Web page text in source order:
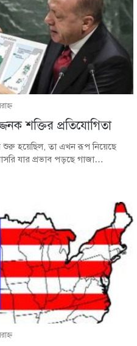
শক্তির প্রতিযোগিতা
শুরু হয়েছিল, তা এখন রূপ নিয়েছে
যার প্রভাব পড়ছে গাজা…